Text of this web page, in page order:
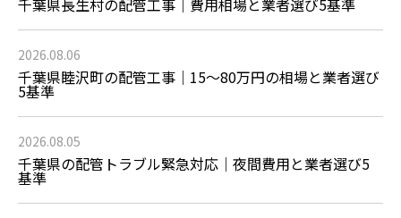
千葉県長生村の配管工事｜費用相場と業者選び5基準
2026.08.06
千葉県睦沢町の配管工事｜15〜80万円の相場と業者選び
5基準
2026.08.05
千葉県の配管トラブル緊急対応｜夜間費用と業者選び5
基準